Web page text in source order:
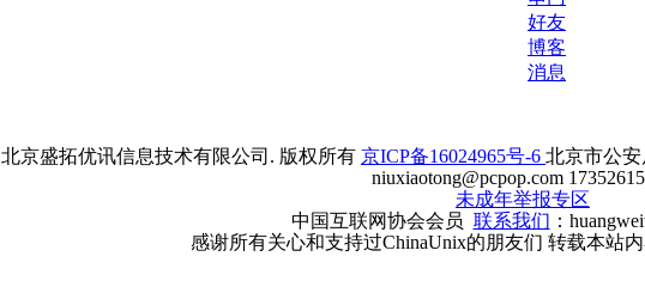
好友
博客
消息
北京盛拓优讯信息技术有限公司. 版权所有 京ICP备16024965号-6 北京市公安
niuxiaotong@pcpop.com
未成年举报专区
中国互联网协会会员 联系我们 ：
感谢所有关心和支持过ChinaUnix的朋友们 转载本站